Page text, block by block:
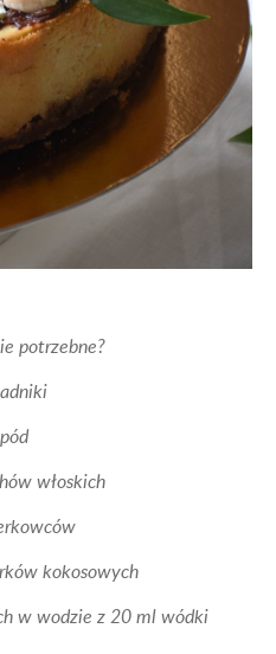
potrzebne?
włoskich
kokosowych
w wodzie z 20 ml wódki